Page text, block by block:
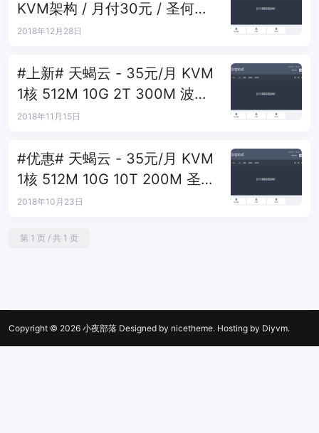
KVM架构 / 月付30元 / 圣何塞
+波特兰
2018年12月28日
#上新# 天蝎云 - 35元/月 KVM
1核 512M 10G 2T 300M 波特
兰
2018年11月15日
#优惠# 天蝎云 - 35元/月 KVM
1核 512M 10G 10T 200M 圣何
塞
2018年10月23日
第 1 页 / 共 1 页
Copyright © 2026 小夜部落 Designed by nicetheme. Hosting by Diyvm.